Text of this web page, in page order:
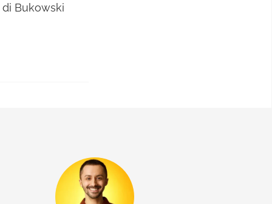
Bukowski
di